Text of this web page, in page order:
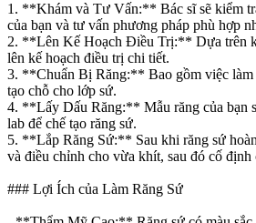
1. **Khám và Tư Vấn:** Bác sĩ sẽ kiểm
của bạn và tư vấn phương pháp phù hợp
2. **Lên Kế Hoạch Điều Trị:** Dựa trên
lên kế hoạch điều trị chi tiết.
3. **Chuẩn Bị Răng:** Bao gồm việc làm
tạo chỗ cho lớp sứ.
4. **Lấy Dấu Răng:** Mẫu răng của bạn
lab để chế tạo răng sứ.
5. **Lắp Răng Sứ:** Sau khi răng sứ
và điều chỉnh cho vừa khít, sau đó cố định
### Lợi Ích của Làm Răng Sứ